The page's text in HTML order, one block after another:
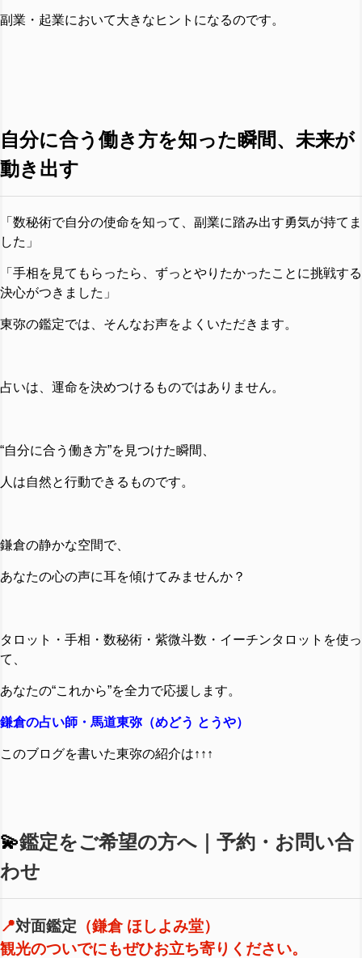
副業・起業において大きなヒントになるのです。
自分に合う働き方を知った瞬間、未来が
動き出す
「数秘術で自分の使命を知って、副業に踏み出す勇気が持てま
した」
「手相を見てもらったら、ずっとやりたかったことに挑戦する
決心がつきました」
東弥の鑑定では、そんなお声をよくいただきます。
占いは、運命を決めつけるものではありません。
“自分に合う働き方”を見つけた瞬間、
人は自然と行動できるものです。
鎌倉の静かな空間で、
あなたの心の声に耳を傾けてみませんか？
タロット・手相・数秘術・紫微斗数・イーチンタロットを使っ
て、
あなたの“これから”を全力で応援します。
鎌倉の占い師・馬道東弥（めどう とうや）
このブログを書いた東弥の紹介は↑↑↑
💫鑑定をご希望の方へ｜予約・お問い合
わせ
📍対面鑑定 （鎌倉 ほしよみ堂）
観光のついでにもぜひお立ち寄りください。